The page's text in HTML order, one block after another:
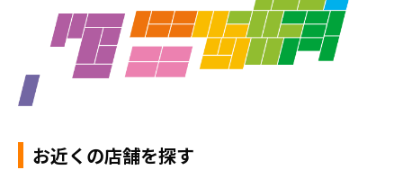
お近くの店舗を探す